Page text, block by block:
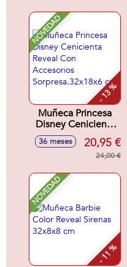
NOVEDAD
- 13 %
Muñeca Princesa
Disney Cenicienta
Reveal Con
Accesorios
Sorpresa.32x18x6
36 meses 20,95 €
24,00 €
NOVEDAD
- 11 %